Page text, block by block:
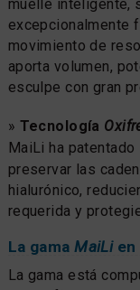
muelle inteligente,
excepcionalmente
movimiento de
aporta volumen,
esculpe con gran
» Tecnología
MaiLi ha
preservar las
hialurónico,
requerida y
La gama MaiLien
La gama está